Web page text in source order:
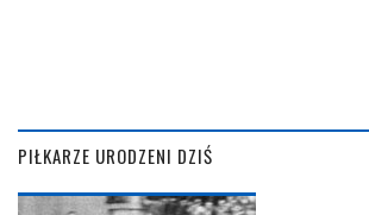
PIŁKARZE URODZENI DZIŚ